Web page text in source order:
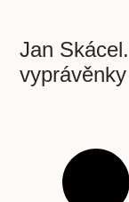
Jan